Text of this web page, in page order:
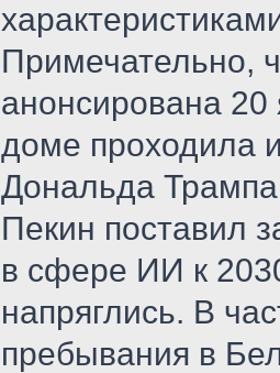
Примечательно,
анонсирована 20
доме проходила
Дональда
Пекин поставил
в сфере ИИ к
напряглись. В
пребывания в